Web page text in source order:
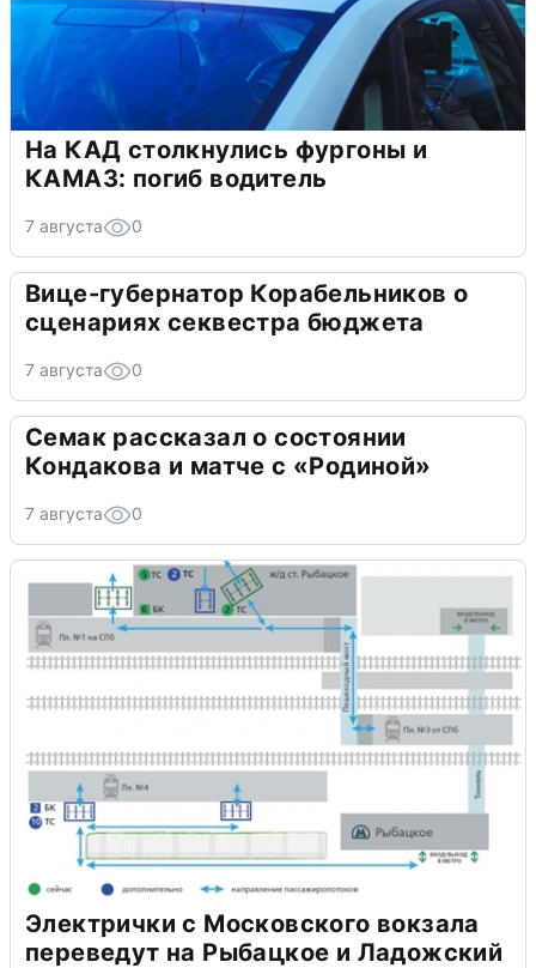
На КАД столкнулись фургоны и
КАМАЗ: погиб водитель
7 августа 0
Вице-губернатор Корабельников о
сценариях секвестра бюджета
7 августа 0
Семак рассказал о состоянии
Кондакова и матче с «Родиной»
7 августа 0
Электрички с Московского вокзала
переведут на Рыбацкое и Ладожский